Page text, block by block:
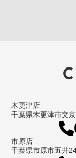
木更津店
千葉県木更津市文
市原店
千葉県市原市五井